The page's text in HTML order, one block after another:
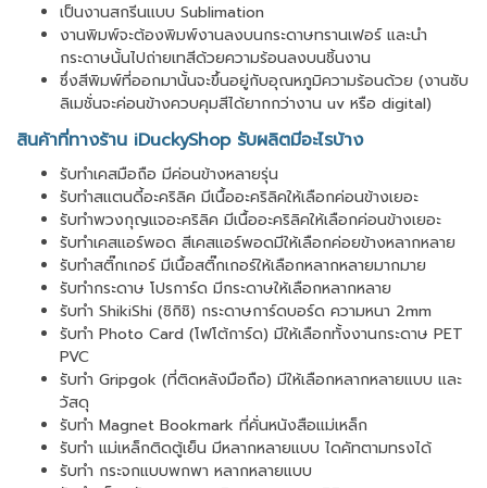
เป็นงานสกรีนแบบ Sublimation
งานพิมพ์จะต้องพิมพ์งานลงบนกระดาษทรานเฟอร์ และนำ
กระดาษนั้นไปถ่ายเทสีด้วยความร้อนลงบนชิ้นงาน
ซึ่งสีพิมพ์ที่ออกมานั้นจะขึ้นอยู่กับอุณหภูมิความร้อนด้วย (งานซับ
ลิเมชั่นจะค่อนข้างควบคุมสีได้ยากกว่างาน uv หรือ digital)
สินค้าที่ทางร้าน iDuckyShop รับผลิตมีอะไรบ้าง
รับทำเคสมือถือ มีค่อนข้างหลายรุ่น
รับทำสแตนดี้อะคริลิค มีเนื้ออะคริลิคให้เลือกค่อนข้างเยอะ
รับทำพวงกุญแจอะคริลิค มีเนื้ออะคริลิคให้เลือกค่อนข้างเยอะ
รับทำเคสแอร์พอด สีเคสแอร์พอดมีให้เลือกค่อยข้างหลากหลาย
รับทำสติ๊กเกอร์ มีเนื้อสติ๊กเกอร์ให้เลือกหลากหลายมากมาย
รับทำกระดาษ โปรการ์ด มีกระดาษให้เลือกหลากหลาย
รับทำ ShikiShi (ชิกิชิ) กระดาษการ์ดบอร์ด ความหนา 2mm
รับทำ Photo Card (โฟโต้การ์ด) มีให้เลือกทั้งงานกระดาษ PET
PVC
รับทำ Gripgok (ที่ติดหลังมือถือ) มีให้เลือกหลากหลายแบบ และ
วัสดุ
รับทำ Magnet Bookmark ที่คั่นหนังสือแม่เหล็ก
รับทำ แม่เหล็กติดตู้เย็น มีหลากหลายแบบ ไดคัทตามทรงได้
รับทำ กระจกแบบพกพา หลากหลายแบบ